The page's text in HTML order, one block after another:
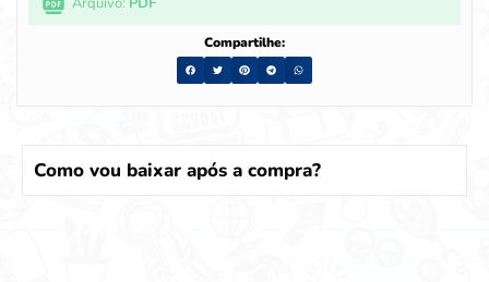
Compartilhe:
Como vou baixar após a compra?